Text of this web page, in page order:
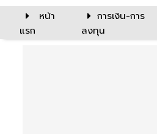
หน้า
แรก
การเงิน-การ
ลงทุน